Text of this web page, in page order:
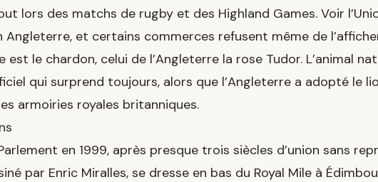
lors des matchs de rugby et des Highland Games. Voir
Angleterre, et certains commerces refusent même de
est le chardon, celui de l’Angleterre la rose Tudor. L’animal
qui surprend toujours, alors que l’Angleterre a adopté le
armoiries royales britanniques.
en 1999, après presque trois siècles d’union sans
par Enric Miralles, se dresse en bas du Royal Mile à